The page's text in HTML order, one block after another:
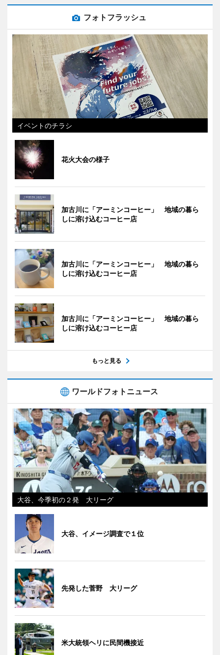
フォトフラッシュ
イベントのチラシ
花火大会の様子
加古川に「アーミンコーヒー」 地域の暮ら
しに溶け込むコーヒー店
加古川に「アーミンコーヒー」 地域の暮ら
しに溶け込むコーヒー店
加古川に「アーミンコーヒー」 地域の暮ら
しに溶け込むコーヒー店
もっと見る
ワールドフォトニュース
大谷、今季初の２発 大リーグ
大谷、イメージ調査で１位
先発した菅野 大リーグ
米大統領ヘリに民間機接近